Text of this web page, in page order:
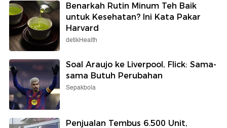
Benarkah Rutin Minum Teh Baik
untuk Kesehatan? Ini Kata Pakar
Harvard
detikHealth
Soal Araujo ke Liverpool, Flick: Sama-
sama Butuh Perubahan
Sepakbola
Penjualan Tembus 6.500 Unit,